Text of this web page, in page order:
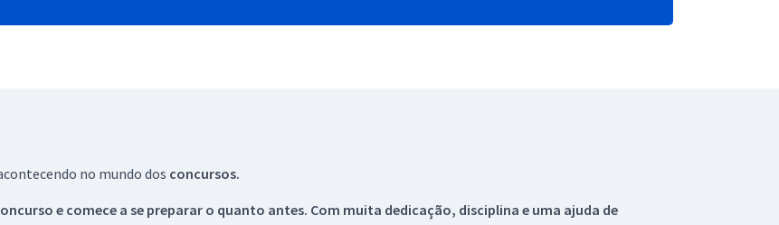
no mundo dos concursos.
e comece a se preparar o quanto antes. Com muita dedicação, disciplina e uma ajuda de